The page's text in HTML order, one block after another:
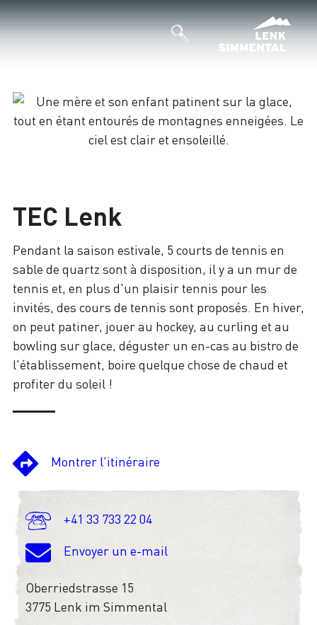
TEC Lenk
Pendant la saison estivale, 5 courts de tennis en
sable de quartz sont à disposition, il y a un mur de
tennis et, en plus d'un plaisir tennis pour les
invités, des cours de tennis sont proposés. En hiver,
on peut patiner, jouer au hockey, au curling et au
bowling sur glace, déguster un en-cas au bistro de
l'établissement, boire quelque chose de chaud et
profiter du soleil !
Montrer l'itinéraire
+41 33 733 22 04
Envoyer un e-mail
Oberriedstrasse 15
3775 Lenk im Simmental